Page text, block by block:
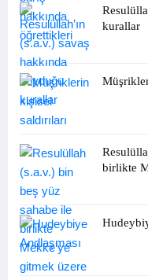
kurallar
birlikte